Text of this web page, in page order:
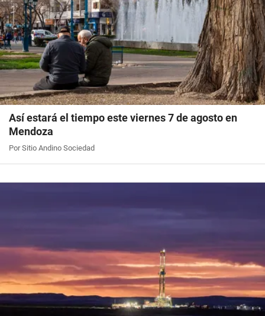
Así estará el tiempo este viernes 7 de agosto en
Mendoza
Por Sitio Andino Sociedad